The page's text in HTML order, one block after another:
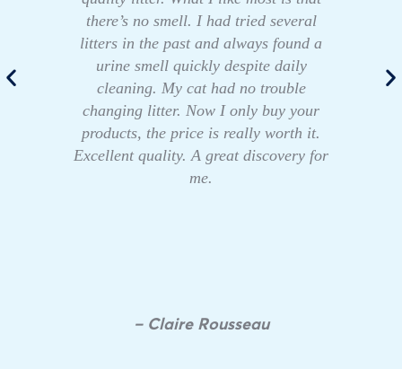
there’s no smell. I had tried several
litters in the past and always found a
urine smell quickly despite daily
cleaning. My cat had no trouble
changing litter. Now I only buy your
products, the price is really worth it.
Excellent quality. A great discovery for
me.
– Claire Rousseau